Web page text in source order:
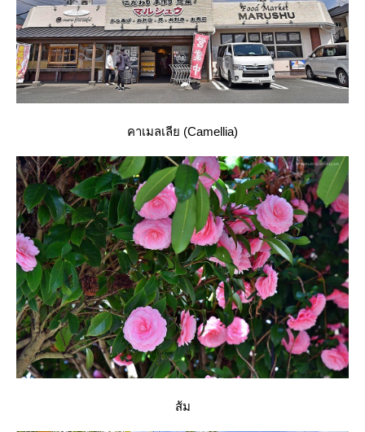
คาเมลเลีย (Camellia)
ส้ม